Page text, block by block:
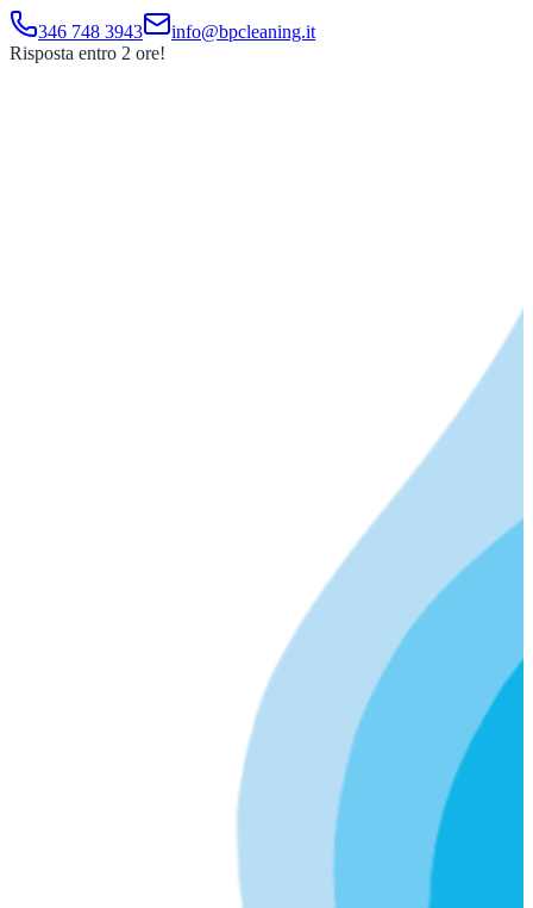
346 748 3943
info@bpcleaning.it
Risposta entro 2 ore!